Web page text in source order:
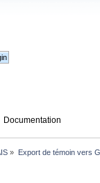
Documentation
» Export de témoin vers